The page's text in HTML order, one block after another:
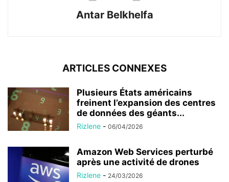
Antar Belkhelfa
ARTICLES CONNEXES
Plusieurs États américains
freinent l’expansion des centres
de données des géants...
Rizlene - 06/04/2026
Amazon Web Services perturbé
après une activité de drones
Rizlene - 24/03/2026